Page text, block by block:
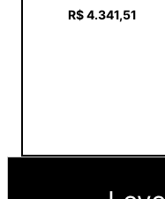
R$4.341,51